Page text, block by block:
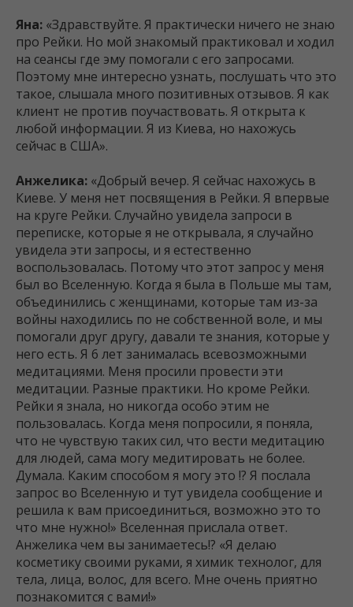
Яна: «Здравствуйте. Я практически ничего не знаю
про Рейки. Но мой знакомый практиковал и ходил
на сеансы где эму помогали с его запросами.
Поэтому мне интересно узнать, послушать что это
такое, слышала много позитивных отзывов. Я как
клиент не против поучаствовать. Я открыта к
любой информации. Я из Киева, но нахожусь
сейчас в США».
Анжелика: «Добрый вечер. Я сейчас нахожусь в
Киеве. У меня нет посвящения в Рейки. Я впервые
на круге Рейки. Случайно увидела запроси в
переписке, которые я не открывала, я случайно
увидела эти запросы, и я естественно
воспользовалась. Потому что этот запрос у меня
был во Вселенную. Когда я была в Польше мы там,
объединились с женщинами, которые там из-за
войны находились по не собственной воле, и мы
помогали друг другу, давали те знания, которые у
него есть. Я 6 лет занималась всевозможными
медитациями. Меня просили провести эти
медитации. Разные практики. Но кроме Рейки.
Рейки я знала, но никогда особо этим не
пользовалась. Когда меня попросили, я поняла,
что не чувствую таких сил, что вести медитацию
для людей, сама могу медитировать не более.
Думала. Каким способом я могу это !? Я послала
запрос во Вселенную и тут увидела сообщение и
решила к вам присоединиться, возможно это то
что мне нужно!» Вселенная прислала ответ.
Анжелика чем вы занимаетесь!? «Я делаю
косметику своими руками, я химик технолог, для
тела, лица, волос, для всего. Мне очень приятно
познакомится с вами!»